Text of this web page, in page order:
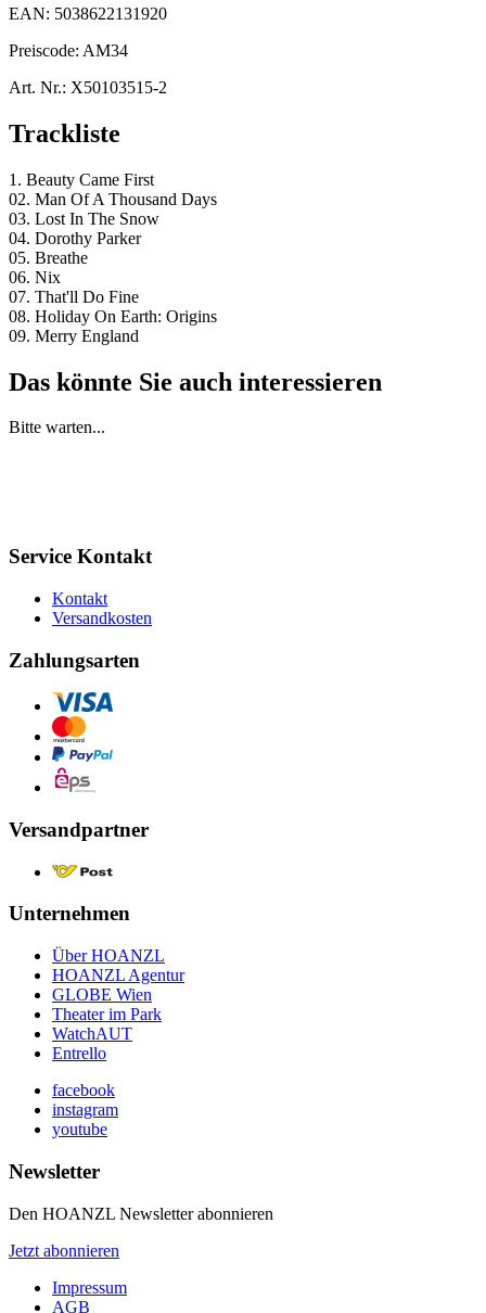
EAN: 5038622131920
Preiscode: AM34
Art. Nr.: X50103515-2
Trackliste
1. Beauty Came First
02. Man Of A Thousand Days
03. Lost In The Snow
04. Dorothy Parker
05. Breathe
06. Nix
07. That'll Do Fine
08. Holiday On Earth: Origins
09. Merry England
Das könnte Sie auch interessieren
Bitte warten...
Service Kontakt
Kontakt
Versandkosten
Zahlungsarten
Versandpartner
Unternehmen
Über HOANZL
HOANZL Agentur
GLOBE Wien
Theater im Park
WatchAUT
Entrello
facebook
instagram
youtube
Newsletter
Den HOANZL Newsletter abonnieren
Jetzt abonnieren
Impressum
AGB